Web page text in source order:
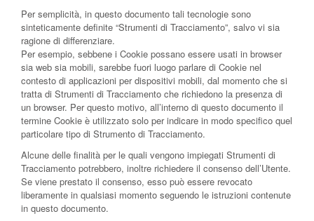
Per semplicità, in questo documento tali tecnologie sono
sinteticamente definite “Strumenti di Tracciamento”, salvo vi sia
ragione di differenziare.
Per esempio, sebbene i Cookie possano essere usati in browser
sia web sia mobili, sarebbe fuori luogo parlare di Cookie nel
contesto di applicazioni per dispositivi mobili, dal momento che si
tratta di Strumenti di Tracciamento che richiedono la presenza di
un browser. Per questo motivo, all’interno di questo documento il
termine Cookie è utilizzato solo per indicare in modo specifico quel
particolare tipo di Strumento di Tracciamento.
Alcune delle finalità per le quali vengono impiegati Strumenti di
Tracciamento potrebbero, inoltre richiedere il consenso dell’Utente.
Se viene prestato il consenso, esso può essere revocato
liberamente in qualsiasi momento seguendo le istruzioni contenute
in questo documento.